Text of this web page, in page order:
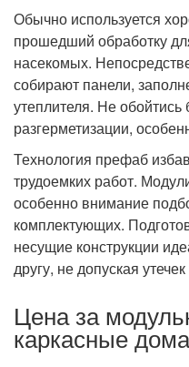
Обычно используется
прошедший обработку
насекомых.
собирают панели,
утеплителя. Не обойтись
разгерметизации,
Технология префаб
трудоемких работ.
особенно внимание
комплектующих.
несущие конструкции
другу, не допуская
Цена за
каркасные